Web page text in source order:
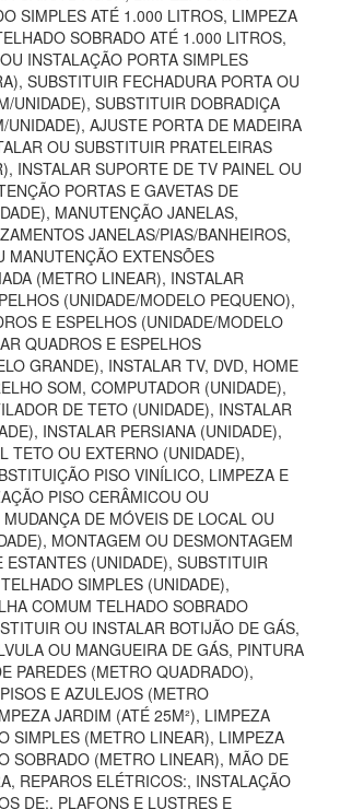
SIMPLES ATÉ 1.000 LITROS, LIMPEZA
SOBRADO ATÉ 1.000 LITROS,
INSTALAÇÃO PORTA SIMPLES
SUBSTITUIR FECHADURA PORTA OU
UNIDADE), SUBSTITUIR DOBRADIÇA
UNIDADE), AJUSTE PORTA DE MADEIRA
OU SUBSTITUIR PRATELEIRAS
INSTALAR SUPORTE DE TV PAINEL OU
PORTAS E GAVETAS DE
MANUTENÇÃO JANELAS,
JANELAS/PIAS/BANHEIROS,
MANUTENÇÃO EXTENSÕES
(METRO LINEAR), INSTALAR
(UNIDADE/MODELO PEQUENO),
E ESPELHOS (UNIDADE/MODELO
QUADROS E ESPELHOS
GRANDE), INSTALAR TV, DVD, HOME
SOM, COMPUTADOR (UNIDADE),
DE TETO (UNIDADE), INSTALAR
INSTALAR PERSIANA (UNIDADE),
TETO OU EXTERNO (UNIDADE),
PISO VINÍLICO, LIMPEZA E
PISO CERÂMICOU OU
DE MÓVEIS DE LOCAL OU
MONTAGEM OU DESMONTAGEM
ESTANTES (UNIDADE), SUBSTITUIR
SIMPLES (UNIDADE),
COMUM TELHADO SOBRADO
OU INSTALAR BOTIJÃO DE GÁS,
OU MANGUEIRA DE GÁS, PINTURA
PAREDES (METRO QUADRADO),
E AZULEJOS (METRO
JARDIM (ATÉ 25M²), LIMPEZA
SIMPLES (METRO LINEAR), LIMPEZA
SOBRADO (METRO LINEAR), MÃO DE
REPAROS ELÉTRICOS:, INSTALAÇÃO
DE:, PLAFONS E LUSTRES E